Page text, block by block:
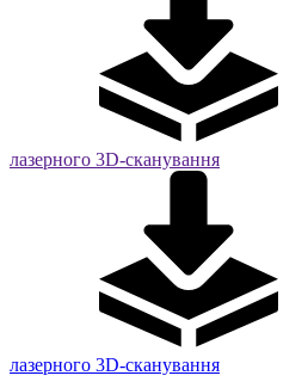
лазерного 3D-сканування
лазерного 3D-сканування